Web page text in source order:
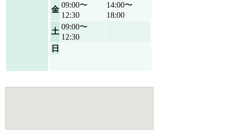
金
09:00〜
12:30
14:00〜
18:00
土
09:00〜
12:30
日